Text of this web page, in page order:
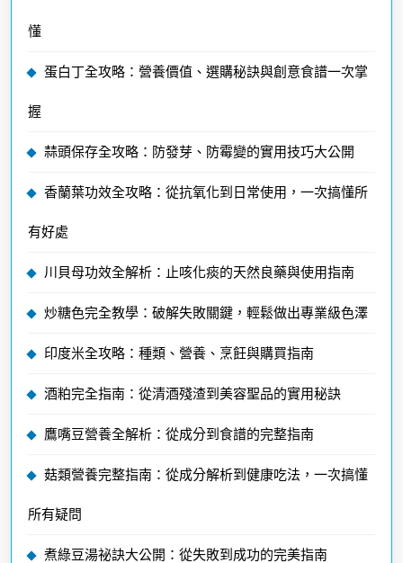
懂
蛋白丁全攻略：營養價值、選購秘訣與創意食譜一次掌
握
蒜頭保存全攻略：防發芽、防霉變的實用技巧大公開
香蘭葉功效全攻略：從抗氧化到日常使用，一次搞懂所
有好處
川貝母功效全解析：止咳化痰的天然良藥與使用指南
炒糖色完全教學：破解失敗關鍵，輕鬆做出專業級色澤
印度米全攻略：種類、營養、烹飪與購買指南
酒粕完全指南：從清酒殘渣到美容聖品的實用秘訣
鷹嘴豆營養全解析：從成分到食譜的完整指南
菇類營養完整指南：從成分解析到健康吃法，一次搞懂
所有疑問
煮綠豆湯祕訣大公開：從失敗到成功的完美指南